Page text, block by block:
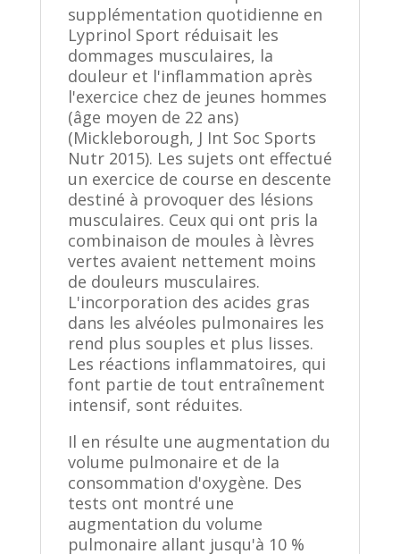
supplémentation quotidienne en
Lyprinol Sport réduisait les
dommages musculaires, la
douleur et l'inflammation après
l'exercice chez de jeunes hommes
(âge moyen de 22 ans)
(Mickleborough, J Int Soc Sports
Nutr 2015). Les sujets ont effectué
un exercice de course en descente
destiné à provoquer des lésions
musculaires. Ceux qui ont pris la
combinaison de moules à lèvres
vertes avaient nettement moins
de douleurs musculaires.
L'incorporation des acides gras
dans les alvéoles pulmonaires les
rend plus souples et plus lisses.
Les réactions inflammatoires, qui
font partie de tout entraînement
intensif, sont réduites.
Il en résulte une augmentation du
volume pulmonaire et de la
consommation d'oxygène. Des
tests ont montré une
augmentation du volume
pulmonaire allant jusqu'à 10 %